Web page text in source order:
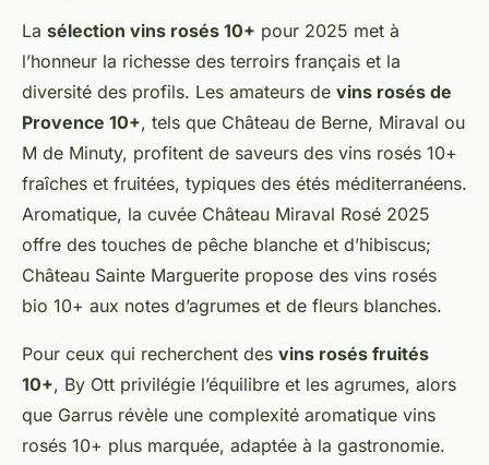
La sélection vins rosés 10+ pour 2025 met à
l’honneur la richesse des terroirs français et la
diversité des profils. Les amateurs de vins rosés de
Provence 10+, tels que Château de Berne, Miraval ou
M de Minuty, profitent de saveurs des vins rosés 10+
fraîches et fruitées, typiques des étés méditerranéens.
Aromatique, la cuvée Château Miraval Rosé 2025
offre des touches de pêche blanche et d’hibiscus;
Château Sainte Marguerite propose des vins rosés
bio 10+ aux notes d’agrumes et de fleurs blanches.
Pour ceux qui recherchent des vins rosés fruités
10+, By Ott privilégie l’équilibre et les agrumes, alors
que Garrus révèle une complexité aromatique vins
rosés 10+ plus marquée, adaptée à la gastronomie.